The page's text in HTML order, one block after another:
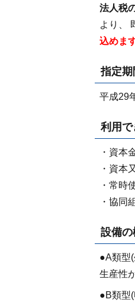
法人税
より、
込めます
指定期
平成29
利用
・資本
・資本
・常時
・協同
設備の
●A類型
生産性
●B類型